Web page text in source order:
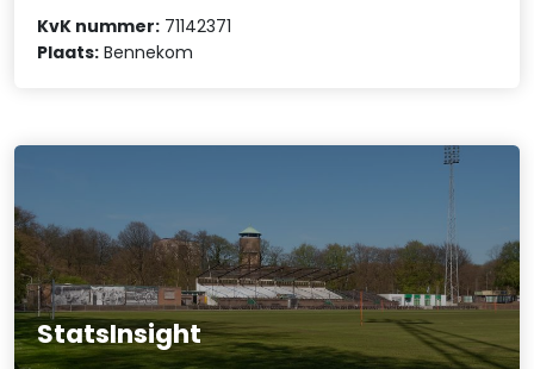
KvK nummer: 71142371
Plaats: Bennekom
StatsInsight